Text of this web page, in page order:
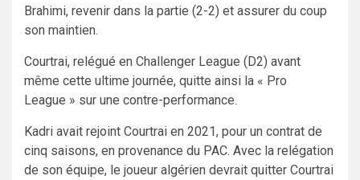
Brahimi, revenir dans la partie (2-2) et assurer du coup
son maintien.
Courtrai, relégué en Challenger League (D2) avant
même cette ultime journée, quitte ainsi la « Pro
League » sur une contre-performance.
Kadri avait rejoint Courtrai en 2021, pour un contrat de
cinq saisons, en provenance du PAC. Avec la relégation
de son équipe, le joueur algérien devrait quitter Courtrai